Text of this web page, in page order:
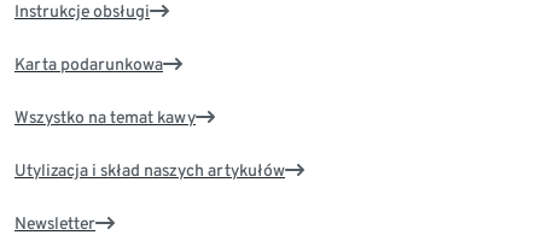
Instrukcje obsługi
Karta podarunkowa
Wszystko na temat kawy
Utylizacja i skład naszych artykułów
Newsletter